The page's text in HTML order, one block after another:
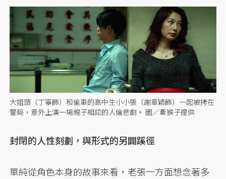
大姐頭（丁寧飾）和偷車的高中生小小張（謝章穎飾）一起被拷在
警局，意外上演一場親子相認的人倫悲劇。 圖／牽猴子提供
封閉的人性刻劃，與形式的另闢蹊徑
單純從角色本身的故事來看，老張一方面想念著多